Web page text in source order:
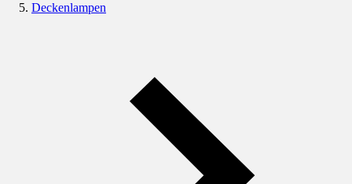
Deckenlampen